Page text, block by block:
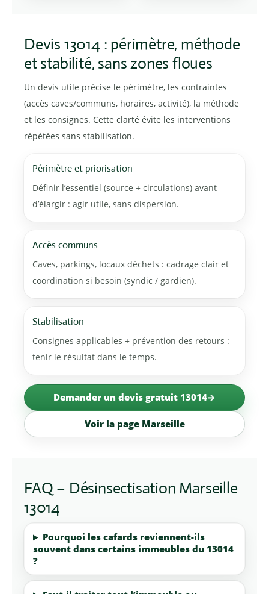
Devis 13014 : périmètre, méthode
et stabilité, sans zones floues
Un devis utile précise le périmètre, les contraintes
(accès caves/communs, horaires, activité), la méthode
et les consignes. Cette clarté évite les interventions
répétées sans stabilisation.
Périmètre et priorisation
Définir l’essentiel (source + circulations) avant
d’élargir : agir utile, sans dispersion.
Accès communs
Caves, parkings, locaux déchets : cadrage clair et
coordination si besoin (syndic / gardien).
Stabilisation
Consignes applicables + prévention des retours :
tenir le résultat dans le temps.
Demander un devis gratuit 13014
Voir la page Marseille
FAQ – Désinsectisation Marseille
13014
Pourquoi les cafards reviennent-ils
souvent dans certains immeubles du 13014
?